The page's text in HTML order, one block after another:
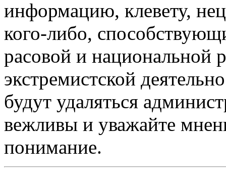
информацию, клевету,
кого-либо,
расовой и национальной
экстремистской
будут удаляться
вежливы и уважайте
понимание.